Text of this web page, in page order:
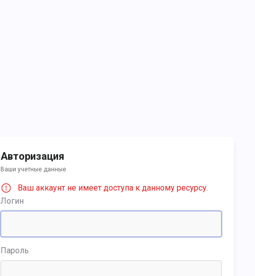
Авторизация
Ваши учетные данные
Ваш аккаунт не имеет доступа к данному ресурсу.
Логин
Пароль